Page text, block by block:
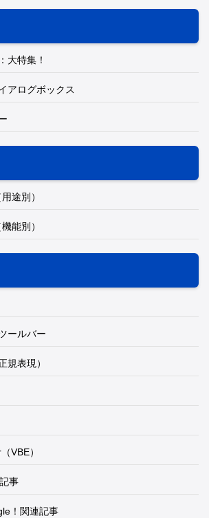
大特集！
アログボックス
途別）
能別）
ールバー
規表現）
VBE）
事
！関連記事